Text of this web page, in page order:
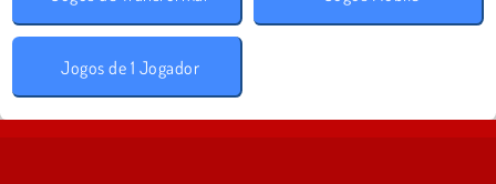
Jogos de 1 Jogador